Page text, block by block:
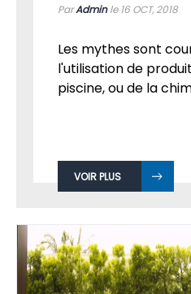
ParAdminle 16 OCT, 2018
Les mythes sont
l'utilisation de
piscine, ou de la
VOIR PLUS